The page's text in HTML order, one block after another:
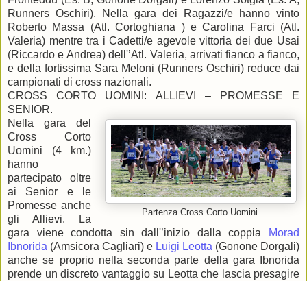
Runners Oschiri). Nella gara dei Ragazzi/e hanno vinto
Roberto Massa (Atl. Cortoghiana ) e Carolina Farci (Atl.
Valeria) mentre tra i Cadetti/e agevole vittoria dei due Usai
(Riccardo e Andrea) dell'’Atl. Valeria, arrivati fianco a fianco,
e della fortissima Sara Meloni (Runners Oschiri) reduce dai
campionati di cross nazionali.
CROSS CORTO UOMINI: ALLIEVI – PROMESSE E
SENIOR.
Partenza Cross Corto Uomini.
Nella gara del
Cross Corto
Uomini (4 km.)
hanno
partecipato oltre
ai Senior e le
Promesse anche
gli Allievi. La
gara viene condotta sin dall'’inizio dalla coppia
Morad
Ibnorida (Amsicora Cagliari) e Luigi Leotta (Gonone Dorgali)
anche se proprio nella seconda parte della gara Ibnorida
prende un discreto vantaggio su Leotta che lascia presagire